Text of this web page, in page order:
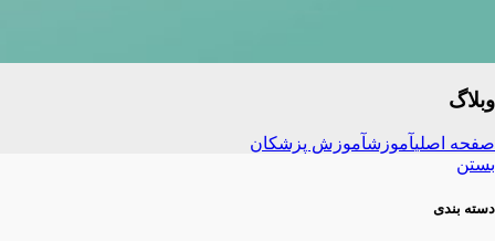
وبلاگ
صفحه اصلیآموزشآموزش پزشکان
بستن
دسته بندی